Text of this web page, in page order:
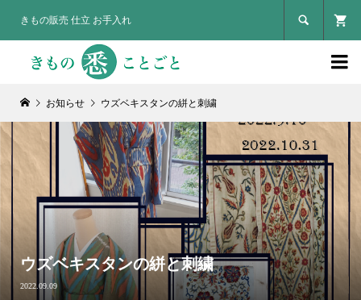
きもの販売 仕立 お手入れ 

お知らせ ウズベキスタンの絣と刺繍
ウズベキスタンの絣と刺繍
2022.09.09